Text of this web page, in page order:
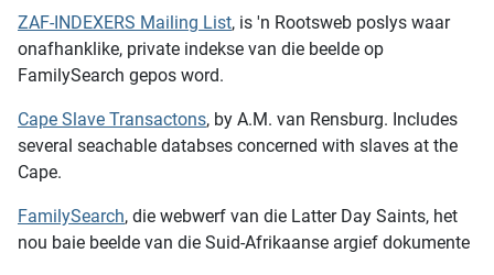
ZAF-INDEXERS Mailing List, is 'n Rootsweb poslys waar
onafhanklike, private indekse van die beelde op
FamilySearch gepos word.
Cape Slave Transactons, by A.M. van Rensburg. Includes
several seachable databses concerned with slaves at the
Cape.
FamilySearch, die webwerf van die Latter Day Saints, het
nou baie beelde van die Suid-Afrikaanse argief dokumente